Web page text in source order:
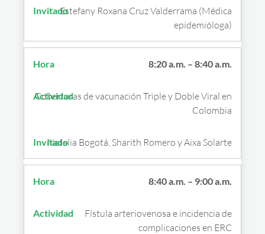
Estefany Roxana Cruz Valderrama (Médica
epidemióloga)
8:20 a.m. – 8:40 a.m.
Coberturas de vacunación Triple y Doble Viral en
Colombia
Natalia Bogotá, Sharith Romero y Aixa Solarte
8:40 a.m. – 9:00 a.m.
Fístula arteriovenosa e incidencia de
complicaciones en ERC